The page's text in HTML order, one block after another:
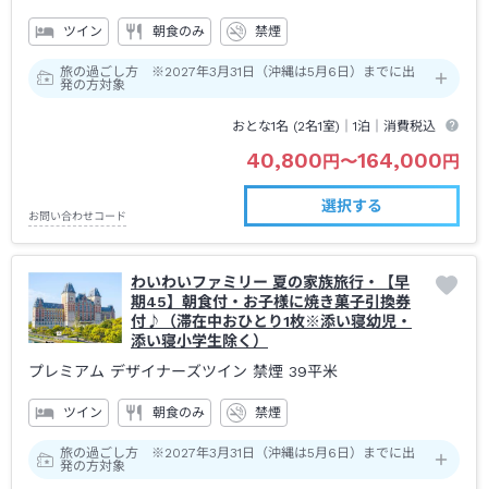
ツイン 朝食のみ 禁煙
旅の過ごし方 ※2027年3月31日（沖縄は5月6日）までに出
発の方対象
おとな1名 (2名1室)｜1泊 ｜消費税込
40,800円〜164,000円
お問い合わせコード
選択する
わいわいファミリー 夏の家族旅行・【早
期45】朝食付・お子様に焼き菓子引換券
付♪（滞在中おひとり1枚※添い寝幼児・
添い寝小学生除く）
プレミアム デザイナーズツイン 禁煙 39平米
ツイン 朝食のみ 禁煙
旅の過ごし方 ※2027年3月31日（沖縄は5月6日）までに出
発の方対象